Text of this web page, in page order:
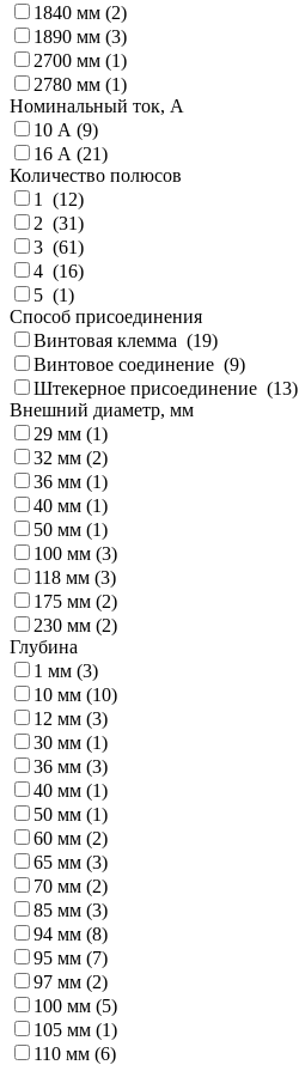
1840 мм (2)
1890 мм (3)
2700 мм (1)
2780 мм (1)
Номинальный ток, А
10 А (9)
16 А (21)
Количество полюсов
1 (12)
2 (31)
3 (61)
4 (16)
5 (1)
Способ присоединения
Винтовая клемма (19)
Винтовое соединение (9)
Штекерное присоединение (13)
Внешний диаметр, мм
29 мм (1)
32 мм (2)
36 мм (1)
40 мм (1)
50 мм (1)
100 мм (3)
118 мм (3)
175 мм (2)
230 мм (2)
Глубина
1 мм (3)
10 мм (10)
12 мм (3)
30 мм (1)
36 мм (3)
40 мм (1)
50 мм (1)
60 мм (2)
65 мм (3)
70 мм (2)
85 мм (3)
94 мм (8)
95 мм (7)
97 мм (2)
100 мм (5)
105 мм (1)
110 мм (6)